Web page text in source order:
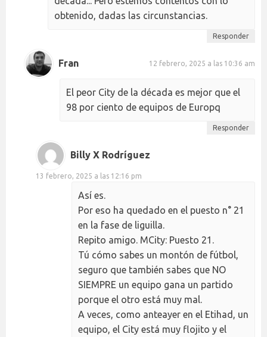
obtenido, dadas las circunstancias.
Responder
Fran 12 febrero, 2025 a las 10:36 am
El peor City de la década es mejor que el
98 por ciento de equipos de Europq
Responder
Billy X Rodríguez
13 febrero, 2025 a las 12:16 pm
Así es.
Por eso ha quedado en el puesto n° 21
en la fase de liguilla.
Repito amigo. MCity: Puesto 21.
Tú cómo sabes un montón de fútbol,
seguro que también sabes que NO
SIEMPRE un equipo gana un partido
porque el otro está muy mal.
A veces, como anteayer en el Etihad, un
equipo, el City está muy flojito y el